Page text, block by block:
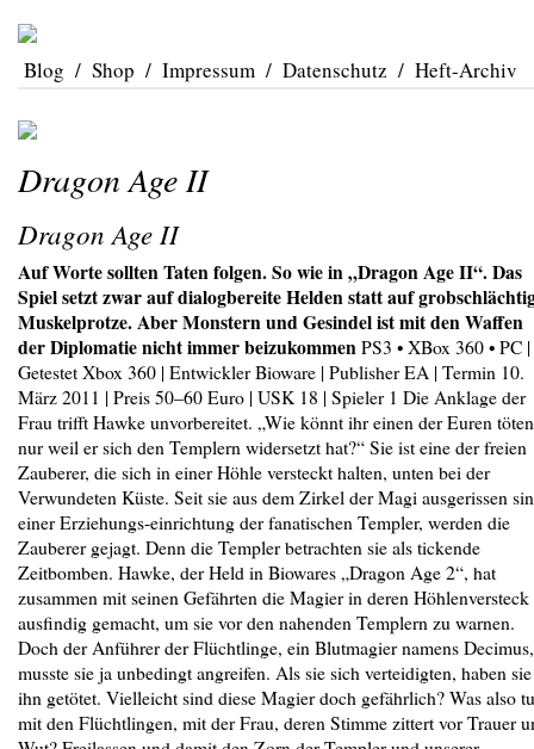
Blog / Shop / Impressum / Datenschutz / Heft-Archiv
Dragon Age II
Dragon Age II
Auf Worte sollten Taten folgen. So wie in „Dragon Age II“. Das
Spiel setzt zwar auf dialogbereite Helden statt auf
Muskelprotze. Aber Monstern und Gesindel ist mit den Waffen
der Diplomatie nicht immer beizukommenPS3 • XBox 360 • PC |
Getestet Xbox 360 | Entwickler Bioware | Publisher EA | Termin 10.
März 2011 | Preis 50–60 Euro | USK 18 | Spieler 1 Die Anklage der
Frau trifft Hawke unvorbereitet. „Wie könnt ihr einen der Euren
nur weil er sich den Templern widersetzt hat?“ Sie ist eine der freien
Zauberer, die sich in einer Höhle versteckt halten, unten bei der
Verwundeten Küste. Seit sie aus dem Zirkel der Magi ausgerissen
einer Erziehungs-einrichtung der fanatischen Templer, werden die
Zauberer gejagt. Denn die Templer betrachten sie als tickende
Zeitbomben. Hawke, der Held in Biowares „Dragon Age 2“, hat
zusammen mit seinen Gefährten die Magier in deren Höhlenversteck
ausfindig gemacht, um sie vor den nahenden Templern zu warnen.
Doch der Anführer der Flüchtlinge, ein Blutmagier namens Decimus,
musste sie ja unbedingt angreifen. Als sie sich verteidigten, haben sie
ihn getötet. Vielleicht sind diese Magier doch gefährlich? Was also
mit den Flüchtlingen, mit der Frau, deren Stimme zittert vor Trauer